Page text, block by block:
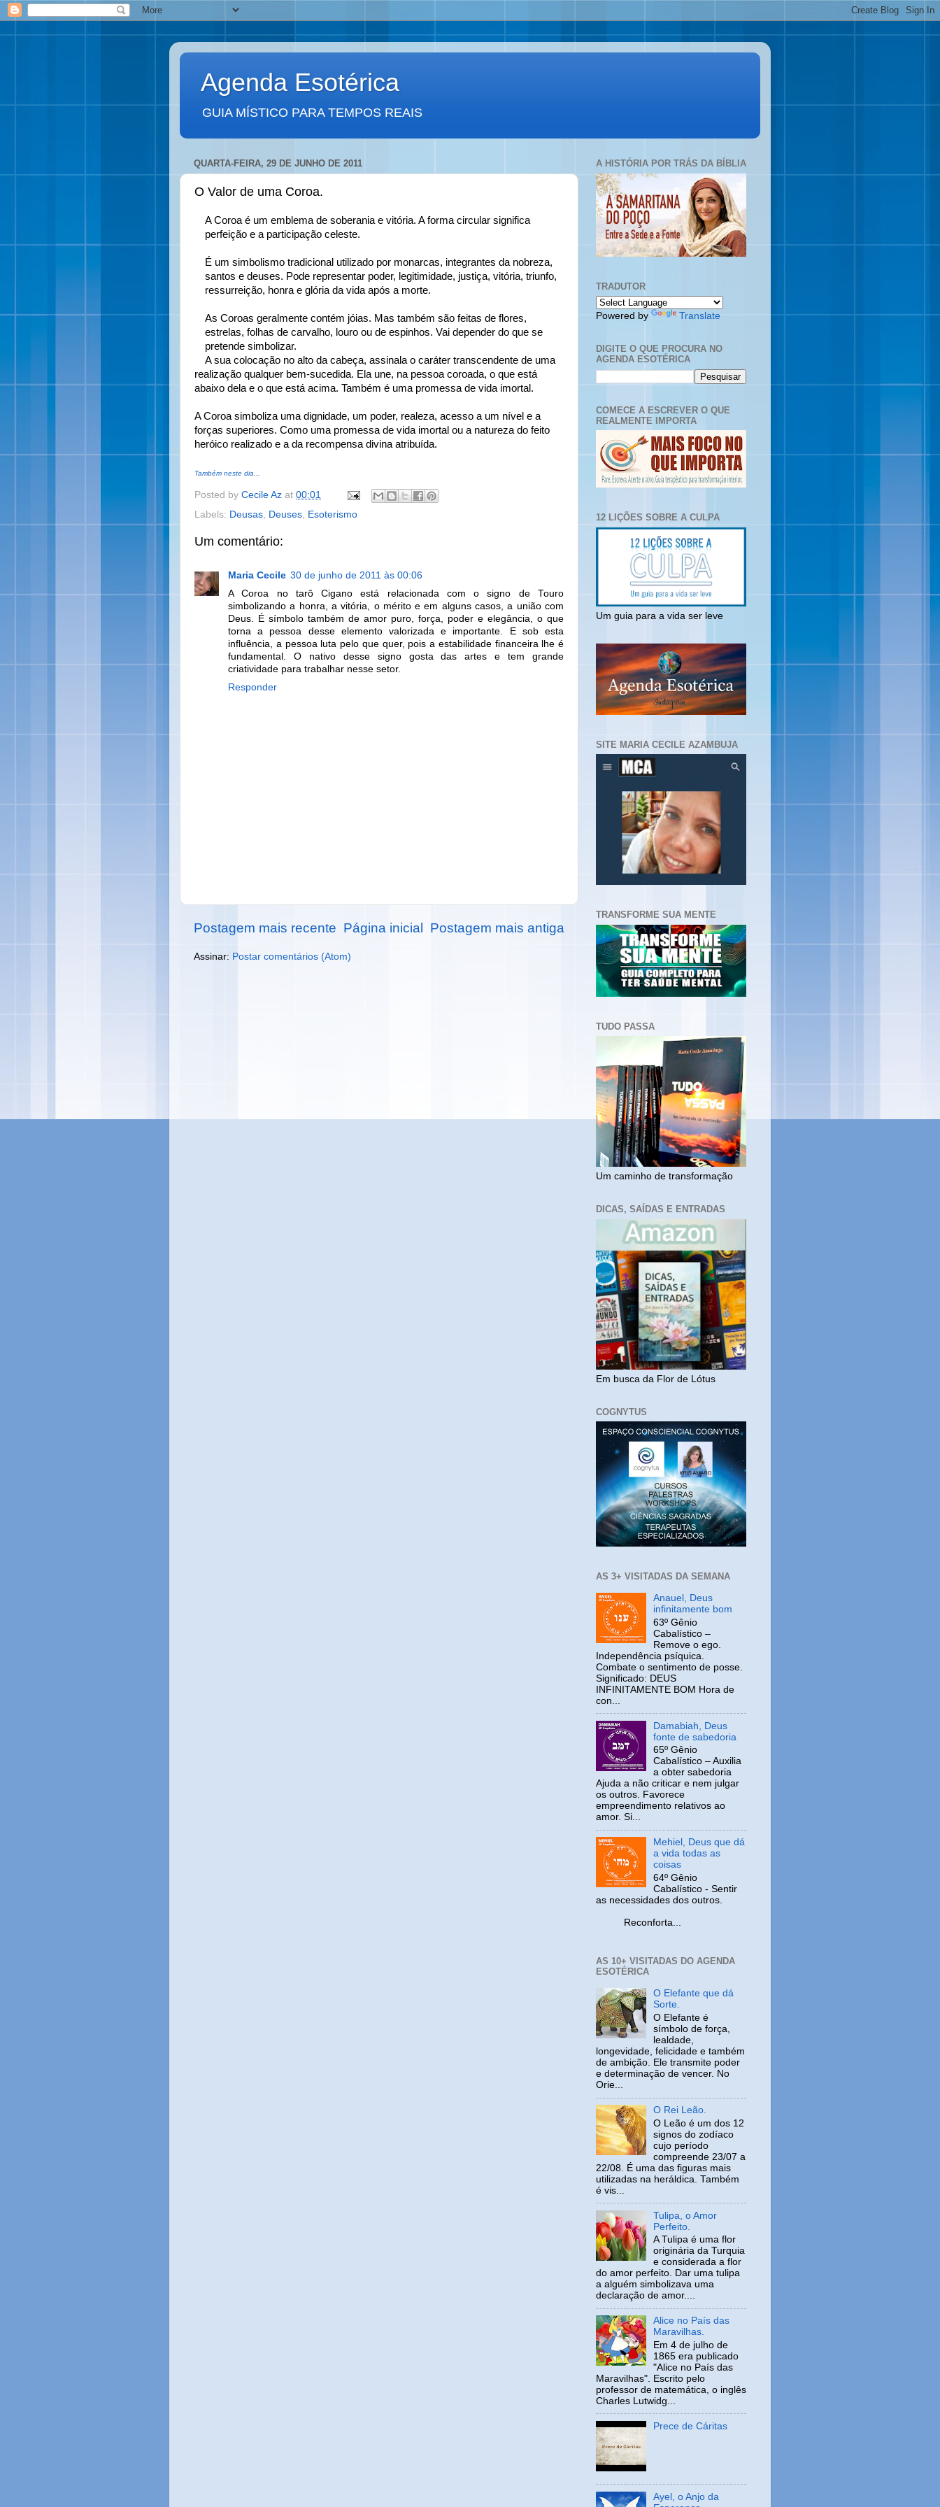
Agenda Esotérica
GUIA MÍSTICO PARA TEMPOS REAIS
QUARTA-FEIRA, 29 DE JUNHO DE 2011
O Valor de uma Coroa.
A Coroa é um emblema de soberania e vitória. A forma circular significa
perfeição e a participação celeste.
É um simbolismo tradicional utilizado por monarcas, integrantes da nobreza,
santos e deuses. Pode representar poder, legitimidade, justiça, vitória, triunfo,
ressurreição, honra e glória da vida após a morte.
As Coroas geralmente contém jóias. Mas também são feitas de flores,
estrelas, folhas de carvalho, louro ou de espinhos. Vai depender do que se
pretende simbolizar.
A sua colocação no alto da cabeça, assinala o caráter transcendente de uma
realização qualquer bem-sucedida. Ela une, na pessoa coroada, o que está
abaixo dela e o que está acima. Também é uma promessa de vida imortal.
A Coroa simboliza uma dignidade, um poder, realeza, acesso a um nível e a
forças superiores. Como uma promessa de vida imortal ou a natureza do feito
heróico realizado e a da recompensa divina atribuída.
Também neste dia...
Posted by Cecile Az at 00:01
Labels: Deusas Deuses Esoterismo
Um comentário:
Maria Cecile 30 de junho de 2011 às 00:06
A Coroa no tarô Cigano está relacionada com o signo de Touro
simbolizando a honra, a vitória, o mérito e em alguns casos, a união com
Deus. É símbolo também de amor puro, força, poder e elegância, o que
torna a pessoa desse elemento valorizada e importante. E sob esta
influência, a pessoa luta pelo que quer, pois a estabilidade financeira lhe é
fundamental. O nativo desse signo gosta das artes e tem grande
criatividade para trabalhar nesse setor.
Responder
Postagem mais recente Postagem mais antiga
Página inicial
Assinar: Postar comentários (Atom)
A HISTÓRIA POR TRÁS DA BÍBLIA
TRADUTOR
Powered by Translate
DIGITE O QUE PROCURA NO
AGENDA ESOTÉRICA
COMECE A ESCREVER O QUE
REALMENTE IMPORTA
12 LIÇÕES SOBRE A CULPA
Um guia para a vida ser leve
SITE MARIA CECILE AZAMBUJA
TRANSFORME SUA MENTE
TUDO PASSA
Um caminho de transformação
DICAS, SAÍDAS E ENTRADAS
Em busca da Flor de Lótus
COGNYTUS
AS 3+ VISITADAS DA SEMANA
Anauel, Deus
infinitamente bom
63º Gênio
Cabalístico –
Remove o ego.
Independência psíquica.
Combate o sentimento de posse.
Significado: DEUS
INFINITAMENTE BOM Hora de
con...
Damabiah, Deus
fonte de sabedoria
65º Gênio
Cabalístico – Auxilia
a obter sabedoria
Ajuda a não criticar e nem julgar
os outros. Favorece
empreendimento relativos ao
amor. Si...
Mehiel, Deus que dá
a vida todas as
coisas
64º Gênio
Cabalístico - Sentir
as necessidades dos outros.
Reconforta...
AS 10+ VISITADAS DO AGENDA
ESOTÉRICA
O Elefante que dá
Sorte.
O Elefante é
símbolo de força,
lealdade,
longevidade, felicidade e também
de ambição. Ele transmite poder
e determinação de vencer. No
Orie...
O Rei Leão.
O Leão é um dos 12
signos do zodíaco
cujo período
compreende 23/07 a
22/08. É uma das figuras mais
utilizadas na heráldica. Também
é vis...
Tulipa, o Amor
Perfeito.
A Tulipa é uma flor
originária da Turquia
e considerada a flor
do amor perfeito. Dar uma tulipa
a alguém simbolizava uma
declaração de amor....
Alice no País das
Maravilhas.
Em 4 de julho de
1865 era publicado
"Alice no País das
Maravilhas". Escrito pelo
professor de matemática, o inglês
Charles Lutwidg...
Prece de Cáritas
Ayel, o Anjo da